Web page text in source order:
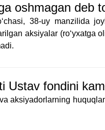
oshmagan deb
38-uy manzilida
aksiyalar
Ustav fondini
aksiyadorlarning